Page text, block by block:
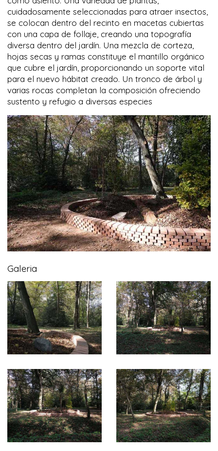
cuidadosamente seleccionadas para atraer insectos,
se colocan dentro del recinto en macetas cubiertas
con una capa de follaje, creando una topografía
diversa dentro del jardín. Una mezcla de corteza,
hojas secas y ramas constituye el mantillo orgánico
que cubre el jardín, proporcionando un soporte vital
para el nuevo hábitat creado. Un tronco de árbol y
varias rocas completan la composición ofreciendo
sustento y refugio a diversas especies
Galeria